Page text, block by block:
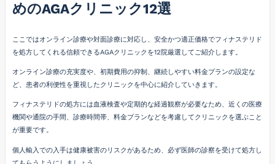
めのAGAクリニック12選
ここではオンライン診療や対面診療に対応し、安全かつ適正価格でフィナステリド
を処方してくれる信頼できるAGAクリニックを12院厳選してご紹介します。
オンライン診療の充実度や、初期費用の抑制、継続しやすい料金プランの設定な
ど、患者の利便性を重視したクリニックを中心に紹介していきます。
フィナステリドの処方には血液検査や定期的な経過観察が必要なため、近くの医療
機関や通院の手間、診療時間帯、料金プランなどを考慮してクリニックを選ぶこと
が重要です。
個人輸入での入手は健康被害のリスクがあるため、必ず医師の診察を受けて処方し